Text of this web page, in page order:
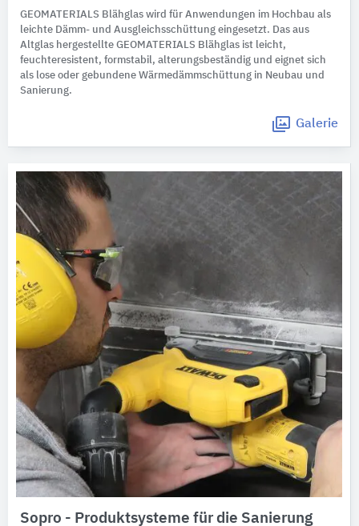
GEOMATERIALS Blähglas wird für Anwendungen im Hochbau als
leichte Dämm- und Ausgleichsschüttung eingesetzt. Das aus
Altglas hergestellte GEOMATERIALS Blähglas ist leicht,
feuchteresistent, formstabil, alterungsbeständig und eignet sich
als lose oder gebundene Wärmedämmschüttung in Neubau und
Sanierung.
Galerie
Sopro - Produktsysteme für die Sanierung